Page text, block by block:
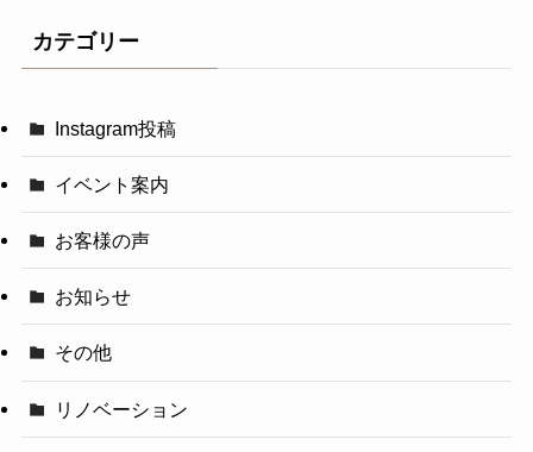
カテゴリー
Instagram投稿
イベント案内
お客様の声
お知らせ
その他
リノベーション